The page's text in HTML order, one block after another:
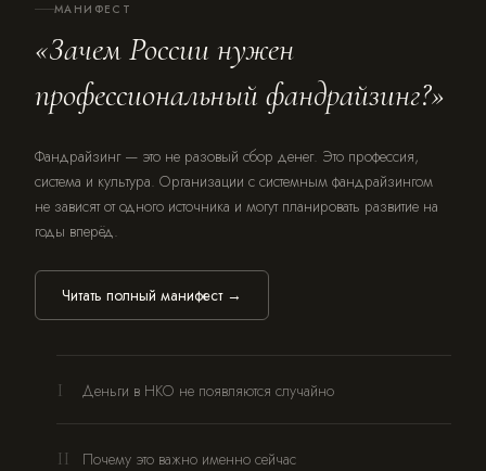
МАНИФЕСТ
«Зачем России нужен
профессиональный фандрайзинг?»
Фандрайзинг — это не разовый сбор денег. Это профессия,
система и культура. Организации с системным фандрайзингом
не зависят от одного источника и могут планировать развитие на
годы вперёд.
Читать полный манифест →
I Деньги в НКО не появляются случайно
II Почему это важно именно сейчас